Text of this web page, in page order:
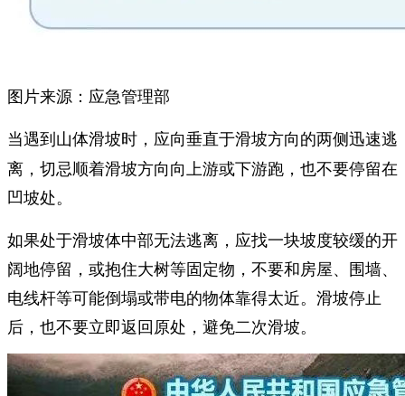
图片来源：应急管理部
当遇到山体滑坡时，应向垂直于滑坡方向的两侧迅速逃
离，切忌顺着滑坡方向向上游或下游跑，也不要停留在
凹坡处。
如果处于滑坡体中部无法逃离，应找一块坡度较缓的开
阔地停留，或抱住大树等固定物，不要和房屋、围墙、
电线杆等可能倒塌或带电的物体靠得太近。滑坡停止
后，也不要立即返回原处，避免二次滑坡。